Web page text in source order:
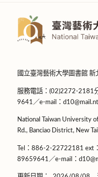
國立臺灣藝術大學圖書館
服務電話：(02)2272-2181
9641／e-mail：
National Taiwan University
Rd., Banciao District, New
Tel：886-2-22722181 ext
89659641／e-mail：